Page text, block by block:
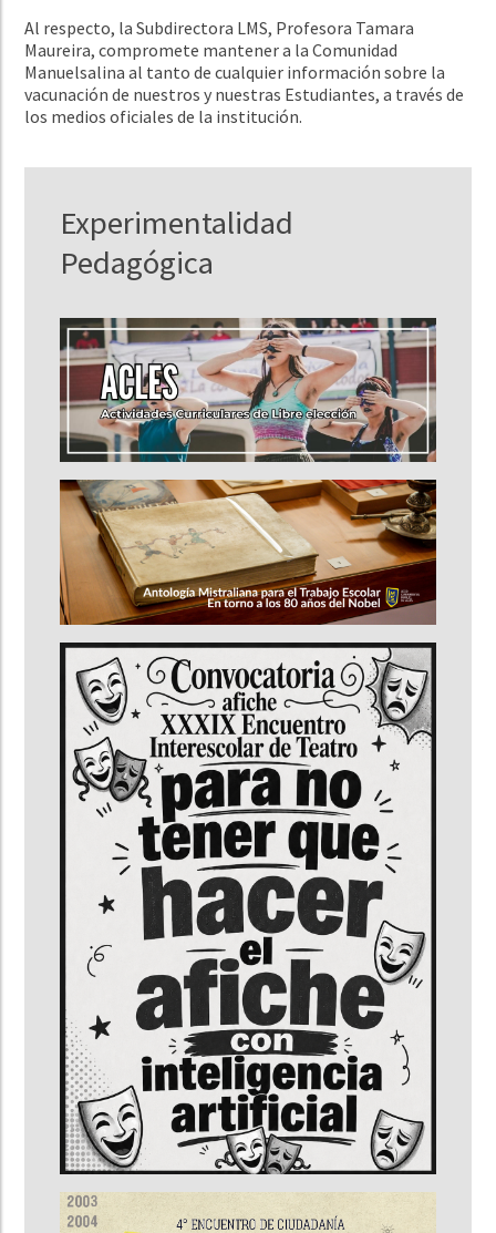
Al respecto, la Subdirectora LMS, Profesora Tamara
Maureira, compromete mantener a la Comunidad
Manuelsalina al tanto de cualquier información sobre la
vacunación de nuestros y nuestras Estudiantes, a través de
los medios oficiales de la institución.
Experimentalidad
Pedagógica